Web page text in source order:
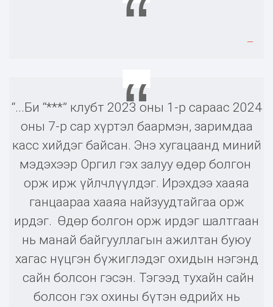
“...Би “***” клубт 2023 оны 1-р сараас 2024
оны 7-р сар хүртэл баармэн, заримдаа
касс хийдэг байсан. Энэ хугацаанд миний
мэдэхээр Оргил гэх залуу өдөр болгон
орж ирж үйлчлүүлдэг. Ирэхдээ хааяа
ганцаараа хааяа найзуудтайгаа орж
ирдэг. Өдөр болгон орж ирдэг шалтгаан
нь манай байгууллагын ажилтан буюу
хагас нүцгэн бүжиглэдэг охидын нэгэнд
сайн болсон гэсэн. Тэгээд тухайн сайн
болсон гэх охины бүтэн өдрийх нь